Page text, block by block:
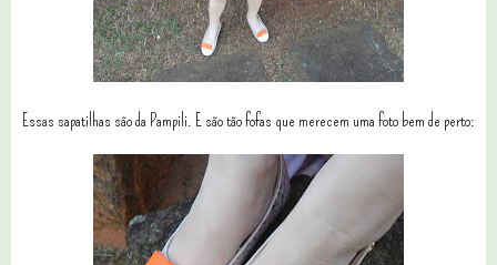
Essas sapatilhas são da Pampili. E são tão fofas que merecem uma foto bem de perto: